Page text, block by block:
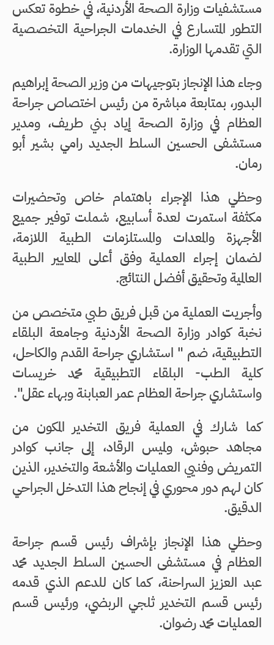
مستشفيات وزارة الصحة الأردنية، في خطوة تعكس
التطور المتسارع في الخدمات الجراحية التخصصية
التي تقدمها الوزارة.
وجاء هذا الإنجاز بتوجيهات من وزير الصحة إبراهيم
البدور، بمتابعة مباشرة من رئيس اختصاص جراحة
العظام في وزارة الصحة إياد بني طريف، ومدير
مستشفى الحسين السلط الجديد رامي بشير أبو
رمان.
وحظي هذا الإجراء باهتمام خاص وتحضيرات
مكثفة استمرت لعدة أسابيع، شملت توفير جميع
الأجهزة والمعدات والمستلزمات الطبية اللازمة،
لضمان إجراء العملية وفق أعلى المعايير الطبية
العالمية وتحقيق أفضل النتائج.
وأجريت العملية من قبل فريق طبي متخصص من
نخبة كوادر وزارة الصحة الأردنية وجامعة البلقاء
التطبيقية، ضم " استشاري جراحة القدم والكاحل،
كلية الطب- البلقاء التطبيقية محمد خريسات
واستشاري جراحة العظام عمر العبابنة وبهاء عقل".
كما شارك في العملية فريق التخدير المكون من
مجاهد حبوش، ولميس الرقاد، إلى جانب كوادر
التمريض وفنيي العمليات والأشعة والتخدير، الذين
كان لهم دور محوري في إنجاح هذا التدخل الجراحي
الدقيق.
وحظي هذا الإنجاز بإشراف رئيس قسم جراحة
العظام في مستشفى الحسين السلط الجديد محمد
عبد العزيز السراحنة، كما كان للدعم الذي قدمه
رئيس قسم التخدير ثلجي الربضي، ورئيس قسم
العمليات محمد رضوان.